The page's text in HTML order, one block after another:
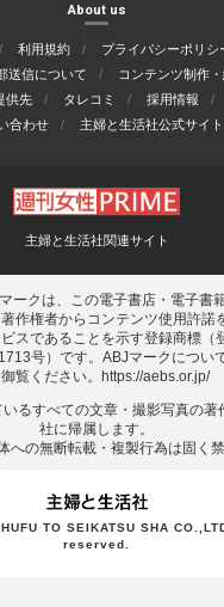
About us
利用規約
プライバシーポリシ
送信について
コンテンツ制作
供先 タレコミ 採用情報
合わせ
主婦と生活社公式サイト
主婦と生活社関連サイト
ークは、この電子書店・電子書
作権者からコンテンツ使用許諾
スであることを示す登録商標（
号）です。ABJマークについ
覧ください。 https://aebs.or.jp/
るすべての⽂章・撮影写真の著
社に帰属します。
への無断転載・複製⾏為は固く禁
TO SEIKATSU SHA
reserved.